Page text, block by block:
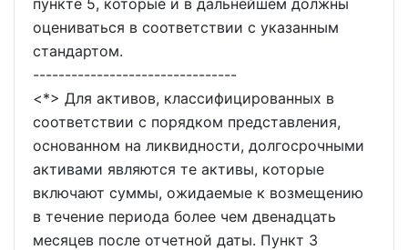
оцениваться в соответствии с указанным
стандартом.
--------------------------------
<*> Для активов, классифицированных в
соответствии с порядком представления,
основанном на ликвидности, долгосрочными
активами являются те активы, которые
включают суммы, ожидаемые к возмещению
в течение периода более чем двенадцать
месяцев после отчетной даты. Пункт 3